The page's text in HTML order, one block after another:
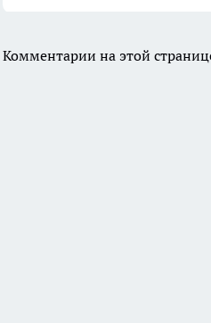
Комментарии на этой